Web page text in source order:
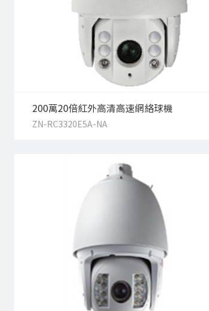
200萬20倍紅外高清高速網絡球機
ZN-RC3320E5A-NA